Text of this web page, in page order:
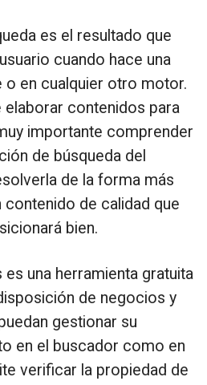
es el resultado que
cuando hace una
o en cualquier otro motor.
elaborar contenidos para
importante comprender
de búsqueda del
de la forma más
de calidad que
bien.
una herramienta gratuita
de negocios y
gestionar su
en el buscador como en
verificar la propiedad de